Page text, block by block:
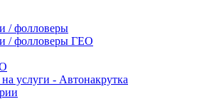
/ фолловеры
/ фолловеры ГЕО
услуги - Автонакрутка